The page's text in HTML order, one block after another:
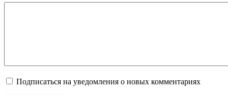
Подписаться на уведомления о новых комментариях